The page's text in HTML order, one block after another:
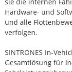
Hardware- und
und alle
verfolgen.
SINTRONES In-
Gesamtlösung für